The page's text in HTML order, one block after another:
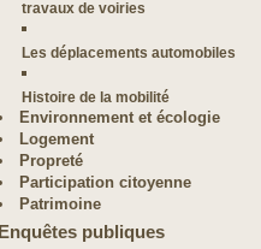
travaux de voiries
Les déplacements automobiles
Histoire de la mobilité
Environnement et écologie
Logement
Propreté
Participation citoyenne
Patrimoine
Enquêtes publiques